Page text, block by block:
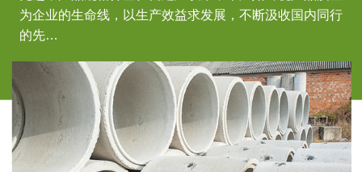
为企业的生命线，以生产效益求发展，不断汲收国内同行
的先…